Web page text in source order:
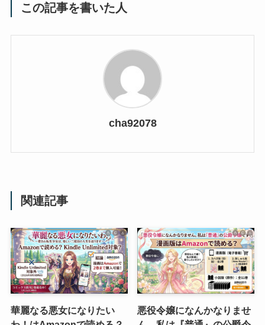
この記事を書いた人
cha92078
関連記事
華麗なる悪女になりたい
悪役令嬢になんかなりませ